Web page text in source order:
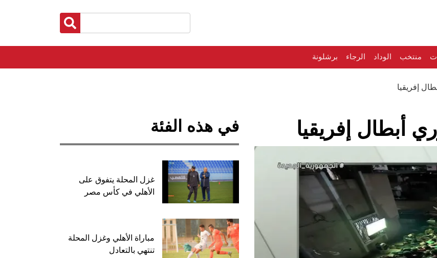
منتخب الوداد الرجاء برشلونة
إفريقيا
أبطال إفريقيا في هذه الفئة
غزل المحلة يتفوق على
الأهلي في كأس مصر
مباراة الأهلي وغزل المحلة
تنتهي بالتعادل